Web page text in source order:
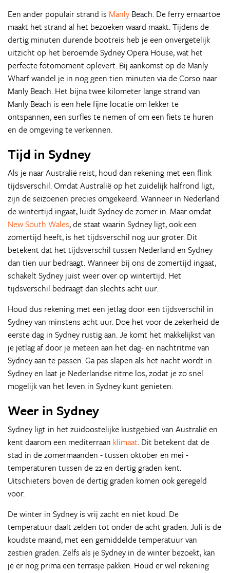
Een ander populair strand is Manly Beach. De ferry ernaartoe
maakt het strand al het bezoeken waard maakt. Tijdens de
dertig minuten durende bootreis heb je een onvergetelijk
uitzicht op het beroemde Sydney Opera House, wat het
perfecte fotomoment oplevert. Bij aankomst op de Manly
Wharf wandel je in nog geen tien minuten via de Corso naar
Manly Beach. Het bijna twee kilometer lange strand van
Manly Beach is een hele fijne locatie om lekker te
ontspannen, een surfles te nemen of om een fiets te huren
en de omgeving te verkennen.
Tijd in Sydney
Als je naar Australië reist, houd dan rekening met een flink
tijdsverschil. Omdat Australië op het zuidelijk halfrond ligt,
zijn de seizoenen precies omgekeerd. Wanneer in Nederland
de wintertijd ingaat, luidt Sydney de zomer in. Maar omdat
New South Wales, de staat waarin Sydney ligt, ook een
zomertijd heeft, is het tijdsverschil nog uur groter. Dit
betekent dat het tijdsverschil tussen Nederland en Sydney
dan tien uur bedraagt. Wanneer bij ons de zomertijd ingaat,
schakelt Sydney juist weer over op wintertijd. Het
tijdsverschil bedraagt dan slechts acht uur.
Houd dus rekening met een jetlag door een tijdsverschil in
Sydney van minstens acht uur. Doe het voor de zekerheid de
eerste dag in Sydney rustig aan. Je komt het makkelijkst van
je jetlag af door je meteen aan het dag- en nachtritme van
Sydney aan te passen. Ga pas slapen als het nacht wordt in
Sydney en laat je Nederlandse ritme los, zodat je zo snel
mogelijk van het leven in Sydney kunt genieten.
Weer in Sydney
Sydney ligt in het zuidoostelijke kustgebied van Australië en
kent daarom een mediterraan klimaat. Dit betekent dat de
stad in de zomermaanden - tussen oktober en mei -
temperaturen tussen de 22 en dertig graden kent.
Uitschieters boven de dertig graden komen ook geregeld
voor.
De winter in Sydney is vrij zacht en niet koud. De
temperatuur daalt zelden tot onder de acht graden. Juli is de
koudste maand, met een gemiddelde temperatuur van
zestien graden. Zelfs als je Sydney in de winter bezoekt, kan
je er nog prima een terrasje pakken. Houd er wel rekening